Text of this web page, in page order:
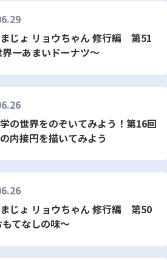
じょ リョウちゃん 修行編 第51
一あまいドーナツ～
の世界をのぞいてみよう！第16回
内接円を描いてみよう
じょ リョウちゃん 修行編 第50
てなしの味～